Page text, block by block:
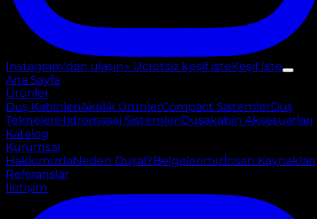
Instagram'dan ulaşın+ Ücretsiz keşif isteKeşif İste
Ana Sayfa
Ürünler
Duş KabinleriAkrilik ÜrünlerCompact SistemlerDuş
TekneleriHidromasaj SistemleriDuşakabin Aksesuarları
Katalog
Kurumsal
HakkımızdaNeden Duşal?Belgelerimizİnsan Kaynakları
Referanslar
İletişim